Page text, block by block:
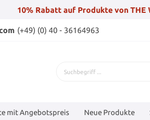
10% Rabatt auf Produkte von THE
(+49) (0) 40 - 36164963
mit Angebotspreis Neue Produkte